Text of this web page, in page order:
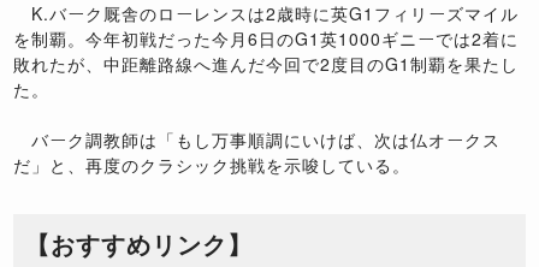
K.バーク厩舎のローレンスは2歳時に英G1フィリーズマイル
を制覇。今年初戦だった今月6日のG1英1000ギニーでは2着に
敗れたが、中距離路線へ進んだ今回で2度目のG1制覇を果たし
た。
バーク調教師は「もし万事順調にいけば、次は仏オークス
だ」と、再度のクラシック挑戦を示唆している。
【おすすめリンク】